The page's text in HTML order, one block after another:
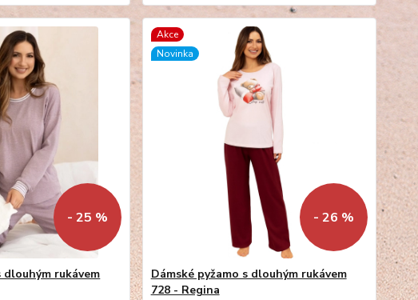
- 25 %
dlouhým rukávem
Akce
Novinka
- 26 %
Dámské pyžamo s dlouhým rukávem
728 - Regina